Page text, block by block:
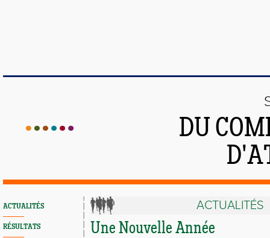
DU
ACTUALITÉS
RÉSULTATS
ACTUALITÉS
Une Nouvelle Année